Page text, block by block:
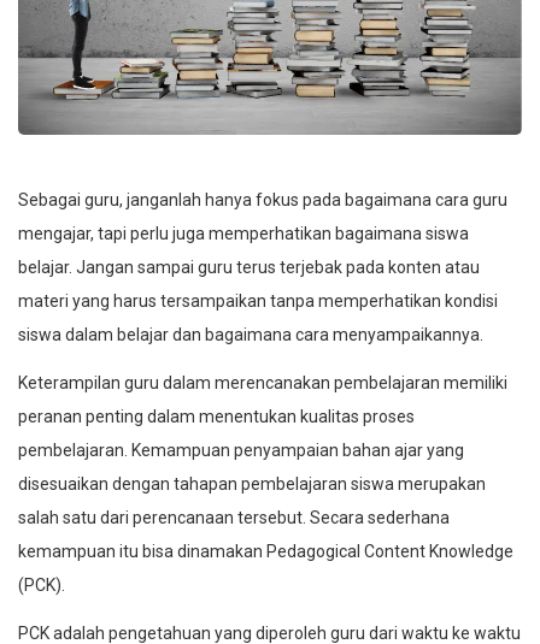
Sebagai guru, janganlah hanya fokus pada bagaimana cara guru
mengajar, tapi perlu juga memperhatikan bagaimana siswa
belajar. Jangan sampai guru terus terjebak pada konten atau
materi yang harus tersampaikan tanpa memperhatikan kondisi
siswa dalam belajar dan bagaimana cara menyampaikannya.
Keterampilan guru dalam merencanakan pembelajaran memiliki
peranan penting dalam menentukan kualitas proses
pembelajaran. Kemampuan penyampaian bahan ajar yang
disesuaikan dengan tahapan pembelajaran siswa merupakan
salah satu dari perencanaan tersebut. Secara sederhana
kemampuan itu bisa dinamakan Pedagogical Content Knowledge
(PCK).
PCK adalah pengetahuan yang diperoleh guru dari waktu ke waktu